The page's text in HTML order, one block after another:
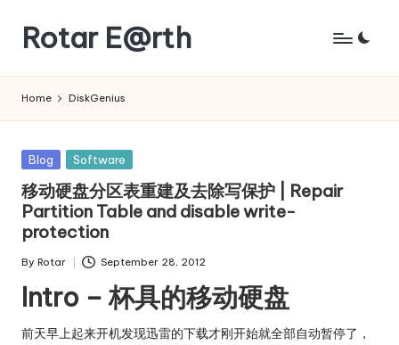
content
Rotar E@rth
Home DiskGenius
Posted
Blog Software
移动硬盘分区表重建及去除写保护 | Repair
Partition Table and disable write-
protection
Posted
by
By Rotar September 28, 2012
Intro – 杯具的移动硬盘
前天早上起来开机发现迅雷的下载才刚开始就全部自动暂停了，